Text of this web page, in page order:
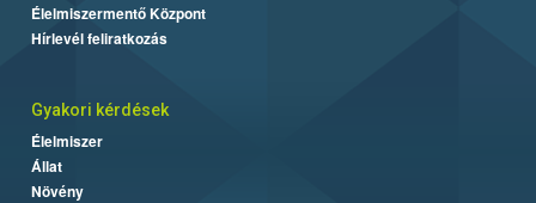
Élelmiszermentő Központ
Hírlevél feliratkozás
Gyakori kérdések
Élelmiszer
Állat
Növény